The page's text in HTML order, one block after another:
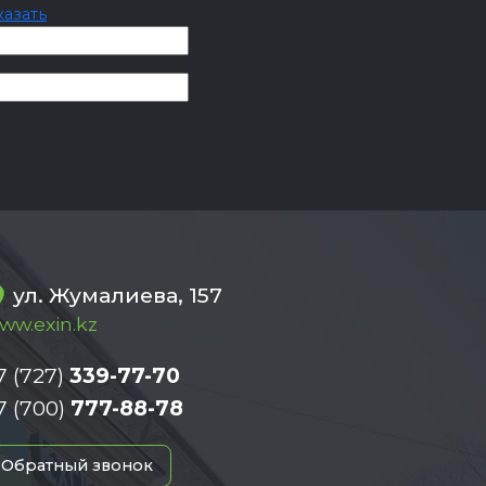
ул. Жумалиева, 157
(727) 339-77-70
(700) 777-88-78
Обратный звонок